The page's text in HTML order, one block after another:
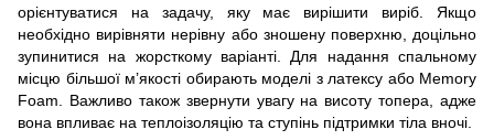
орієнтуватися на задачу, яку має вирішити виріб. Якщо
необхідно вирівняти нерівну або зношену поверхню, доцільно
зупинитися на жорсткому варіанті. Для надання спальному
місцю більшої м’якості обирають моделі з латексу або Memory
Foam. Важливо також звернути увагу на висоту топера, адже
вона впливає на теплоізоляцію та ступінь підтримки тіла вночі.